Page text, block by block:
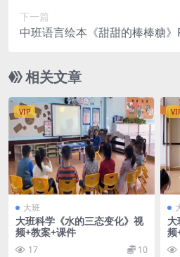
下一篇
中班语言绘本《甜甜的棒棒糖》
相关文章
VIP
大班
大班科学《水的三态变化》视
频+教案+课件
17 10
频